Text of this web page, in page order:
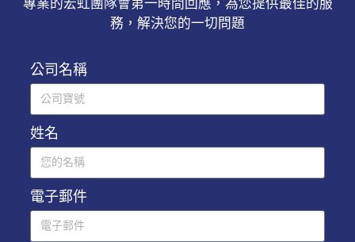
務，解決您的一切問題
公司名稱
姓名
電子郵件